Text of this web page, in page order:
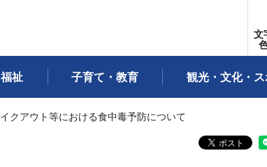
文
祉 子育て・教育 観光・文化・
クアウト等における食中毒予防について